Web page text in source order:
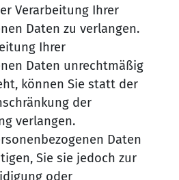
Verarbeitung Ihrer
Daten zu verlangen.
Ihrer
Daten unrechtmäßig
können Sie statt der
der
verlangen.
Daten
Sie sie jedoch zur
oder